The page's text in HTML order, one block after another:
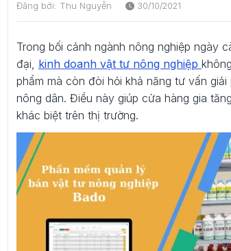
Đăng bởi: Thu Nguyễn 30/10/2021
Trong bối cảnh ngành nông nghiệp ngày
đại, kinh doanh vật tư nông nghiệp
phẩm mà còn đòi hỏi khả năng tư vấn
nông dân. Điều này giúp cửa hàng gia
khác biệt trên thị trường.